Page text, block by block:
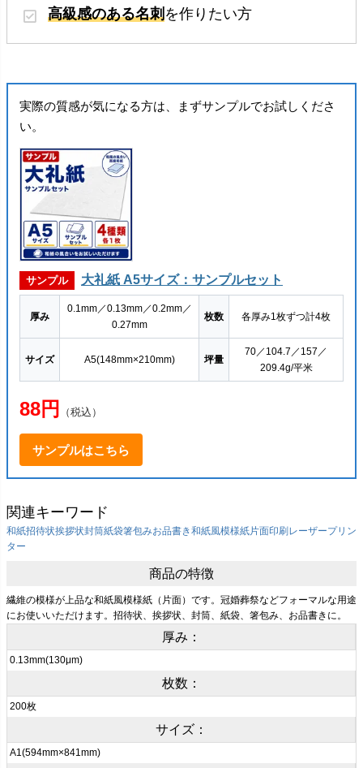
高級感のある名刺を作りたい方
実際の質感が気になる方は、まずサンプルでお試しくださ
い。
サンプル 大礼紙 A5サイズ：サンプルセット
厚み
0.1mm／0.13mm／0.2mm／
0.27mm
枚数 各厚み1枚ずつ計4枚
サイズ A5(148mm×210mm) 坪量
70／104.7／157／
209.4g/平米
88円 （税込）
サンプルはこちら
関連キーワード
和紙招待状挨拶状封筒紙袋箸包みお品書き和紙風模様紙片面印刷 レーザープリン
ター
商品の特徴
繊維の模様が上品な和紙風模様紙（片面）です。冠婚葬祭などフォーマルな用途
にお使いいただけます。招待状、挨拶状、封筒、紙袋、箸包み、お品書きに。
厚み：
0.13mm(130μm)
枚数：
200枚
サイズ：
A1(594mm×841mm)